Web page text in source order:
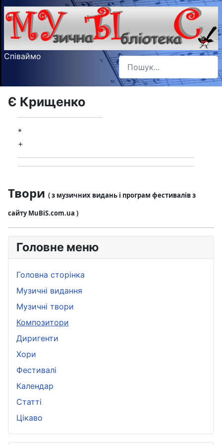
Співаймо Пошук
Type 2 or more characters
Головне меню
Головна сторінка
Музичні видання
Музичні твори
Композитори
Диригенти
Хори
Фестивалі
Календар
Статті
Цікаво
Є Крищенко
*
+
Твори ( з музичних видань і програм фестивалів з
сайту MuBiS.com.ua )